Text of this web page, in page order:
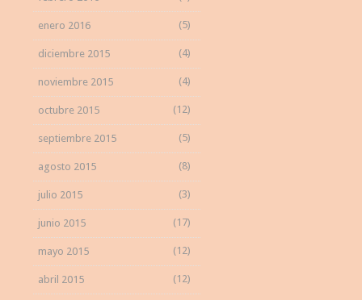
enero 2016 (5)
diciembre 2015 (4)
noviembre 2015 (4)
octubre 2015 (12)
septiembre 2015 (5)
agosto 2015 (8)
julio 2015 (3)
junio 2015 (17)
mayo 2015 (12)
abril 2015 (12)